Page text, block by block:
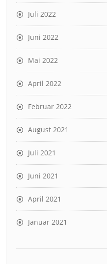
Juli 2022
Juni 2022
Mai 2022
April 2022
Februar 2022
August 2021
Juli 2021
Juni 2021
April 2021
Januar 2021